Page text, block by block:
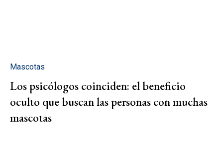
Mascotas
Los psicólogos coinciden: el beneficio
oculto que buscan las personas con muchas
mascotas